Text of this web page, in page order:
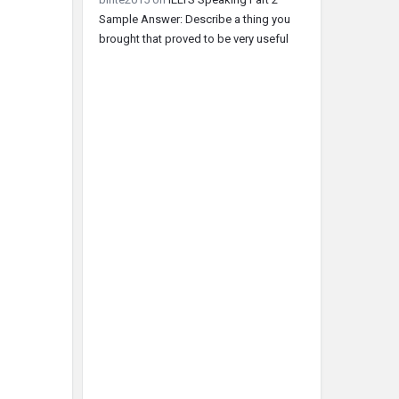
Sample Answer: Describe a thing you
brought that proved to be very useful